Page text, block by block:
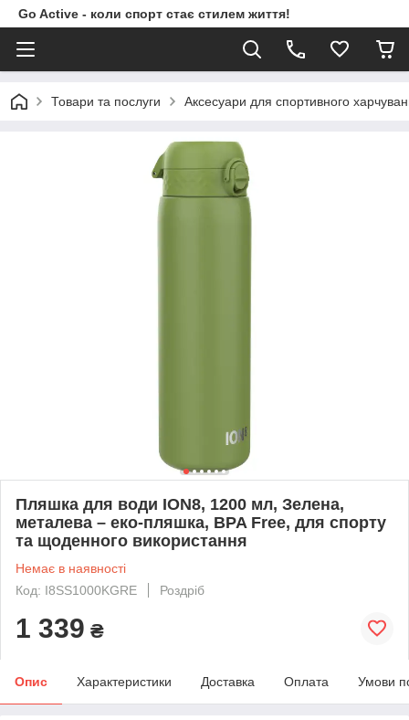
Go Active - коли спорт стає стилем життя!
Товари та послуги Аксесуари для спортивного
Пляшка для води ION8, 1200 мл, Зелена,
металева – еко-пляшка, BPA Free, для спорту
та щоденного використання
Немає в наявності
Код: I8SS1000KGRE
Роздріб
1 339 ₴
Опис Характеристики Доставка Оплата Умови